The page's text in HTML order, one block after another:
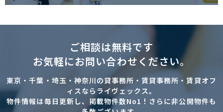
ご相談は無料です
お気軽にお問い合わせください。
東京・千葉・埼玉・神奈川の貸事務所・賃貸事務所・賃貸オフ
ィスならライヴェックス。
物件情報は毎日更新し、掲載物件数No1！さらに非公開物件も